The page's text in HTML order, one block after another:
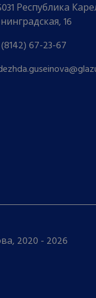
Республика
16
67-23-67
2020 - 2026